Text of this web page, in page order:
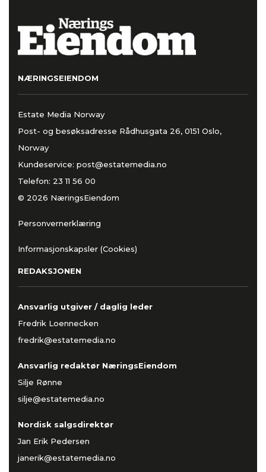
NÆRINGSEIENDOM
Estate Media Norway
Post- og besøksadresse Rådhusgata 26, 0151 Oslo,
Norway
Kundeservice: post@estatemedia.no
Telefon: 23 11 56 00
© 2026 NæringsEiendom
Personvernerklæring
Informasjonskapsler (Cookies)
REDAKSJONEN
Ansvarlig utgiver / daglig leder
Fredrik Loennecken
fredrik@estatemedia.no
Ansvarlig redaktør NæringsEiendom
Silje Rønne
silje@estatemedia.no
Nordisk salgsdirektør
Jan Erik Pedersen
janerik@estatemedia.no